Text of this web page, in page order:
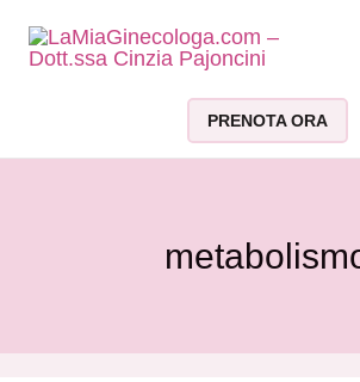
PRENOTA ORA